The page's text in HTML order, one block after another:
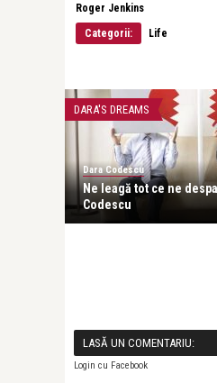
Roger Jenkins
Categorii:
Life
DARA'S DREAMS
Dara Codescu
Ne leagă tot ce ne
Codescu
LASĂ UN COMENTARIU:
Login cu Facebook